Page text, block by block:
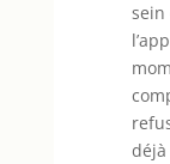
sein